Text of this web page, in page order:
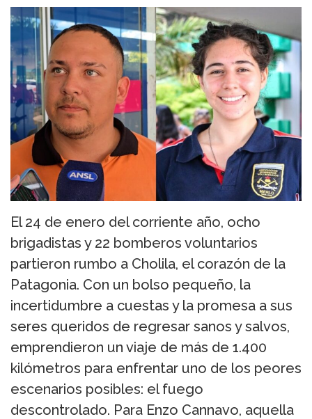
El 24 de enero del corriente año, ocho
brigadistas y 22 bomberos voluntarios
partieron rumbo a Cholila, el corazón de la
Patagonia. Con un bolso pequeño, la
incertidumbre a cuestas y la promesa a sus
seres queridos de regresar sanos y salvos,
emprendieron un viaje de más de 1.400
kilómetros para enfrentar uno de los peores
escenarios posibles: el fuego
descontrolado. Para Enzo Cannavo, aquella